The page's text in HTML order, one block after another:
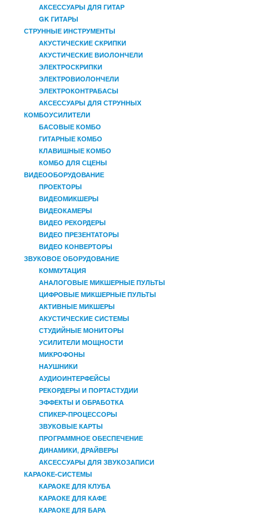
АКСЕССУАРЫ ДЛЯ ГИТАР
GK ГИТАРЫ
СТРУННЫЕ ИНСТРУМЕНТЫ
АКУСТИЧЕСКИЕ СКРИПКИ
АКУСТИЧЕСКИЕ ВИОЛОНЧЕЛИ
ЭЛЕКТРОСКРИПКИ
ЭЛЕКТРОВИОЛОНЧЕЛИ
ЭЛЕКТРОКОНТРАБАСЫ
АКСЕССУАРЫ ДЛЯ СТРУННЫХ
КОМБОУСИЛИТЕЛИ
БАСОВЫЕ КОМБО
ГИТАРНЫЕ КОМБО
КЛАВИШНЫЕ КОМБО
КОМБО ДЛЯ СЦЕНЫ
ВИДЕООБОРУДОВАНИЕ
ПРОЕКТОРЫ
ВИДЕОМИКШЕРЫ
ВИДЕОКАМЕРЫ
ВИДЕО РЕКОРДЕРЫ
ВИДЕО ПРЕЗЕНТАТОРЫ
ВИДЕО КОНВЕРТОРЫ
ЗВУКОВОЕ ОБОРУДОВАНИЕ
КОММУТАЦИЯ
АНАЛОГОВЫЕ МИКШЕРНЫЕ ПУЛЬТЫ
ЦИФРОВЫЕ МИКШЕРНЫЕ ПУЛЬТЫ
АКТИВНЫЕ МИКШЕРЫ
АКУСТИЧЕСКИЕ СИСТЕМЫ
СТУДИЙНЫЕ МОНИТОРЫ
УСИЛИТЕЛИ МОЩНОСТИ
МИКРОФОНЫ
НАУШНИКИ
АУДИОИНТЕРФЕЙСЫ
РЕКОРДЕРЫ И ПОРТАСТУДИИ
ЭФФЕКТЫ И ОБРАБОТКА
СПИКЕР-ПРОЦЕССОРЫ
ЗВУКОВЫЕ КАРТЫ
ПРОГРАММНОЕ ОБЕСПЕЧЕНИЕ
ДИНАМИКИ, ДРАЙВЕРЫ
АКСЕССУАРЫ ДЛЯ ЗВУКОЗАПИСИ
КАРАОКЕ-СИСТЕМЫ
КАРАОКЕ ДЛЯ КЛУБА
КАРАОКЕ ДЛЯ КАФЕ
КАРАОКЕ ДЛЯ БАРА